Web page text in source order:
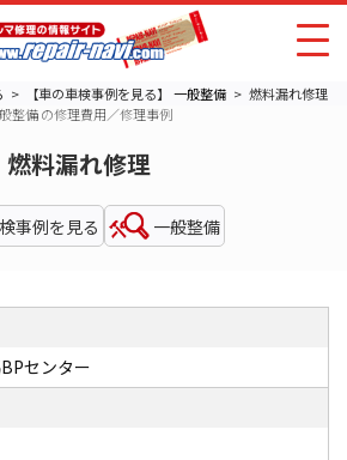
【車の車検事例を見る】一般整備
燃料漏れ修理
整備 の修理費用／修理事例
燃料漏れ修理
事例を見る 一般整備
センター